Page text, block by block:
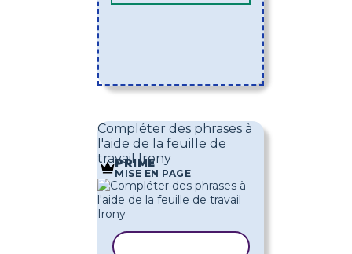
Compléter des phrases à
l'aide de la feuille de
travail Irony
PRIME
MISE EN PAGE